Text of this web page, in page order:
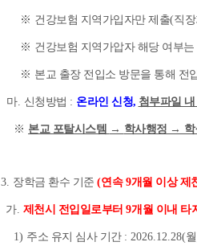
※ 건강보험 지역가입자만 제출(직
※ 건강보험 지역가압자 해당 여부
※ 본교 출장 전입소 방문을 통해 전
마. 신청방법 : 온라인 신청, 첨부파일 내
※ 본교 포탈시스템 → 학사행정 →
3. 장학금 환수 기준 (연속 9개월 이상 제
가. 제천시 전입일로부터9개월 이내 타
1) 주소 유지 심사 기간 : 2026.12.28(월